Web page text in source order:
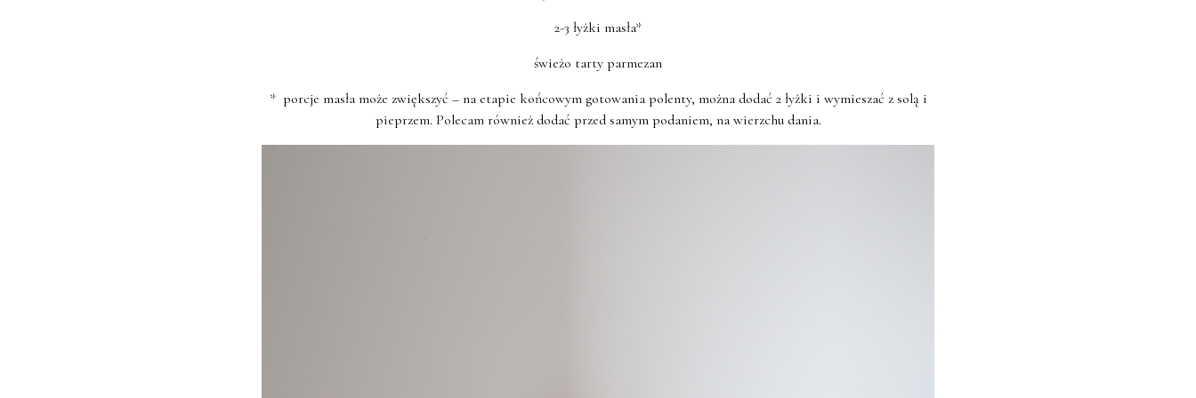
2-3 łyżki masła*
świeżo tarty parmezan
* porcje masła może zwiększyć – na etapie końcowym gotowania polenty, można dodać 2 łyżki i wymieszać z solą i
pieprzem. Polecam również dodać przed samym podaniem, na wierzchu dania.